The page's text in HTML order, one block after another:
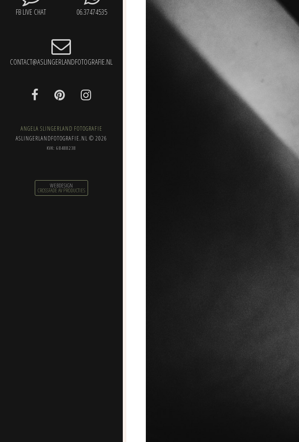
FB LIVE CHAT 06.37474535
CONTACT@ASLINGERLANDFOTOGRAFIE.NL
ANGELA SLINGERLAND FOTOGRAFIE
ASLINGERLANDFOTOGRAFIE.NL © 2026
KVK: 68488238
WEBDESIGN
CROSSFADE AV PRODUCTIES